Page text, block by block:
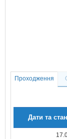
Проходження
Дати та